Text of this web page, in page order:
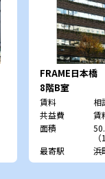
FRAME日本橋
8階B室
賃料
相
共益費
賃
面積
最寄駅
浜